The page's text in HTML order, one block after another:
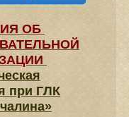
ОБ
при ГЛК